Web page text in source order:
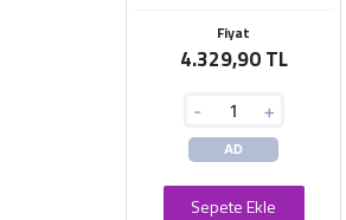
Fiyat
4.329,90 TL
- +
AD
Sepete Ekle